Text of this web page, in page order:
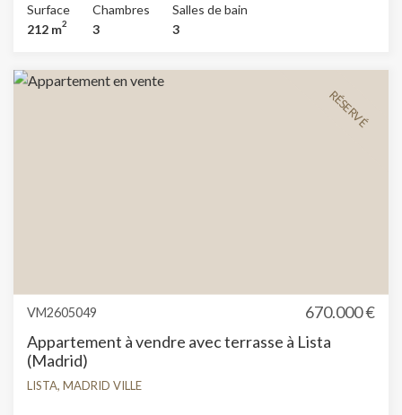
climatisation, armoires intégrées, buanderie, balcon,
chauffage, concierge et salle de stockage.
Surface
212 m2
Chambres
3
Salles de bain
3
RÉSERVÉ
VM2605049
670.000 €
Appartement à vendre avec terrasse à Lista
(Madrid)
LISTA, MADRID VILLE
Enregistrer les paramètres Tout accepter